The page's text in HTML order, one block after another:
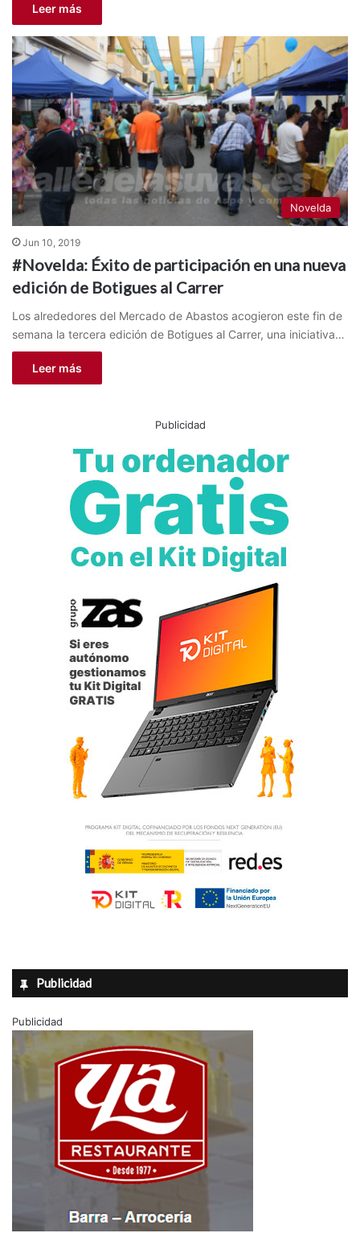
Leer más
Novelda
Jun 10, 2019
#Novelda: Éxito de participación en una nueva
edición de Botigues al Carrer
Los alrededores del Mercado de Abastos acogieron este fin de
semana la tercera edición de Botigues al Carrer, una iniciativa…
Leer más
Publicidad
Publicidad
Publicidad